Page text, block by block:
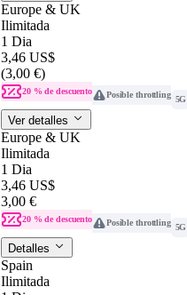
Europe & UK
Ilimitada
1 Dia
3,46 US$
(3,00 €)
20 % de descuento Posible throttling 5G
Ver detalles
Europe & UK
Ilimitada
1 Dia
3,46 US$
3,00 €
20 % de descuento Posible throttling 5G
Detalles
Spain
Ilimitada